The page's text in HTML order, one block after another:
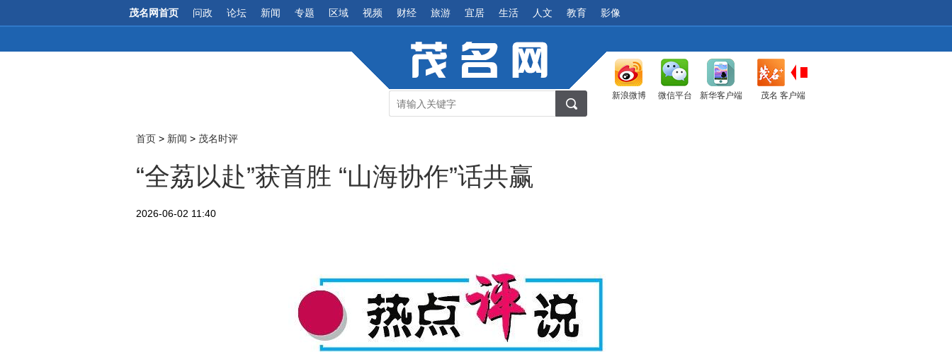
茂名网首页 问政 论坛 新闻 专题 区域 视频 财经 旅游 宜居 生活 人文 教育 影像
新浪微博 微信平台 新华客户端 茂名 客户端
首页 > 新闻 > 茂名时评
“全荔以赴”获首胜 “山海协作”话共赢
2026-06-02 11:40